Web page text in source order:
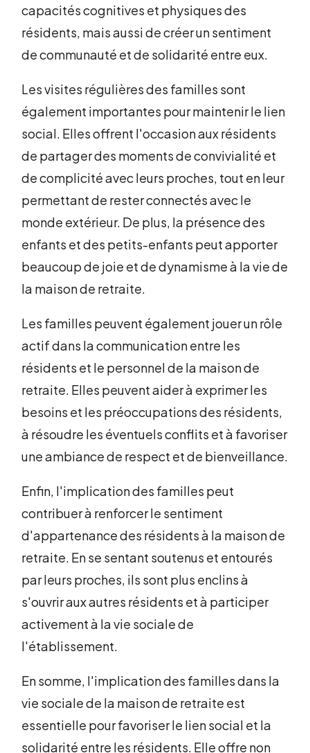
capacités cognitives et physiques des
résidents, mais aussi de créer un sentiment
de communauté et de solidarité entre eux.
Les visites régulières des familles sont
également importantes pour maintenir le lien
social. Elles offrent l'occasion aux résidents
de partager des moments de convivialité et
de complicité avec leurs proches, tout en leur
permettant de rester connectés avec le
monde extérieur. De plus, la présence des
enfants et des petits-enfants peut apporter
beaucoup de joie et de dynamisme à la vie de
la maison de retraite.
Les familles peuvent également jouer un rôle
actif dans la communication entre les
résidents et le personnel de la maison de
retraite. Elles peuvent aider à exprimer les
besoins et les préoccupations des résidents,
à résoudre les éventuels conflits et à favoriser
une ambiance de respect et de bienveillance.
Enfin, l'implication des familles peut
contribuer à renforcer le sentiment
d'appartenance des résidents à la maison de
retraite. En se sentant soutenus et entourés
par leurs proches, ils sont plus enclins à
s'ouvrir aux autres résidents et à participer
activement à la vie sociale de
l'établissement.
En somme, l'implication des familles dans la
vie sociale de la maison de retraite est
essentielle pour favoriser le lien social et la
solidarité entre les résidents. Elle offre non